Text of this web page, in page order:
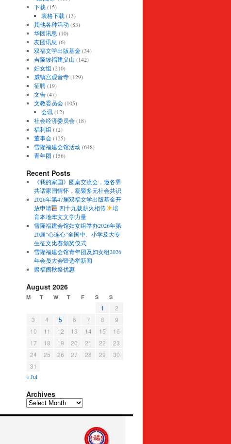
下载(15)
表格下载(13)
其他各种活动 (83)
华团讯息 (10)
友团讯息 (6)
双福文学出版基金(34)
吉隆坡福建义山 (142)
妇女组 (210)
威镇宫观音寺(129)
征聘(19)
文告(47)
文教委员会(105)
会讯(12)
社会经济委员会(18)
福利组 (12)
董事会(125)
雪隆福建会馆活动 (648)
青年团 (156)
Recent Posts
《我的家国》圆桌交流会，邀各界
共话家国情怀，凝聚多元社会共识
2026年第47届双福文学出版基金开
放申请
四十九载薪火相传
培
育本地华文文学力量
雪隆福建会馆妇女组举办2026年第
20届“心连心”全国中、小学及大专
生征文比赛颁奖仪式
雪隆福建会馆青年团及妇女组2026
年会员大会暨选举新闻
聚福阁秋祭优惠
August 2026
M T W T F S S
1
2
3
4 5 6 7 8
9
10
11 12 13 14 15
16
17
18 19 20 21 22
23
24
25 26 27 28 29
30
31
« Jul
Archives
Archives